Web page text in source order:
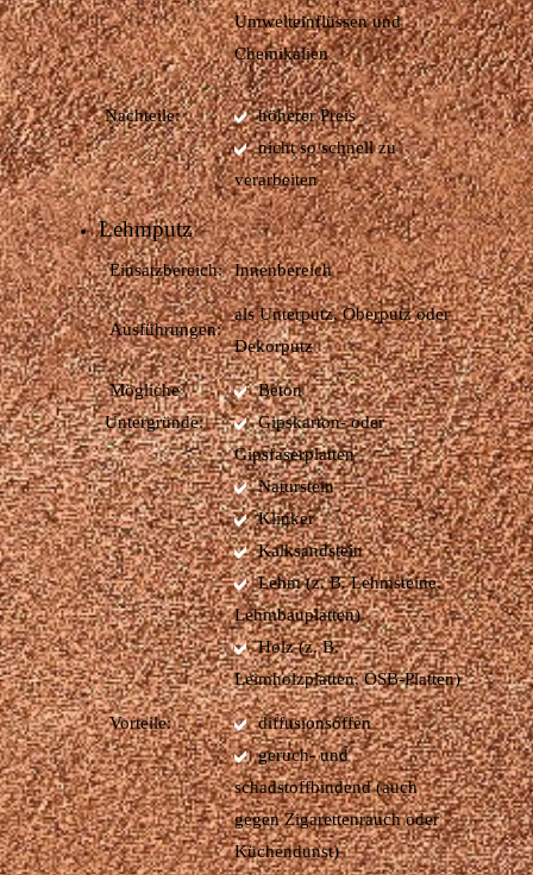
Umwelteinflüssen und
Chemikalien
Nachteile:
höherer Preis
nicht so schnell zu
verarbeiten
Lehmputz
Einsatzbereich: Innenbereich
Ausführungen:
als Unterputz, Oberputz oder
Dekorputz
Mögliche
Untergründe:
Beton
Gipskarton- oder
Gipsfaserplatten
Naturstein
Klinker
Kalksandstein
Lehm (z. B. Lehmsteine,
Lehmbauplatten)
Holz (z. B.
Leimholzplatten, OSB-Platten)
Vorteile:
diffusionsoffen
geruch- und
schadstoffbindend (auch
gegen Zigarettenrauch oder
Küchendunst)